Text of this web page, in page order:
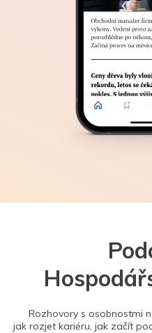
Rozhovory s osobnostmi
jak rozjet kariéru, jak začít